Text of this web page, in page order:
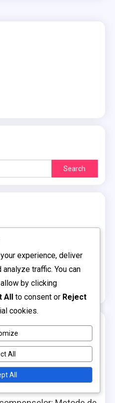
Search
for:
a Pachetelor
Drops
Clădirii: Opțiuni de
Duratele
experience, deliver
traffic. You can
by clicking
All to consent or Reject
cookies.
All
All